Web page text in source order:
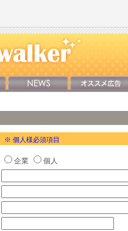
※ 個人様必須項目
企業
個人